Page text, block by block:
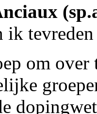
ik
om over